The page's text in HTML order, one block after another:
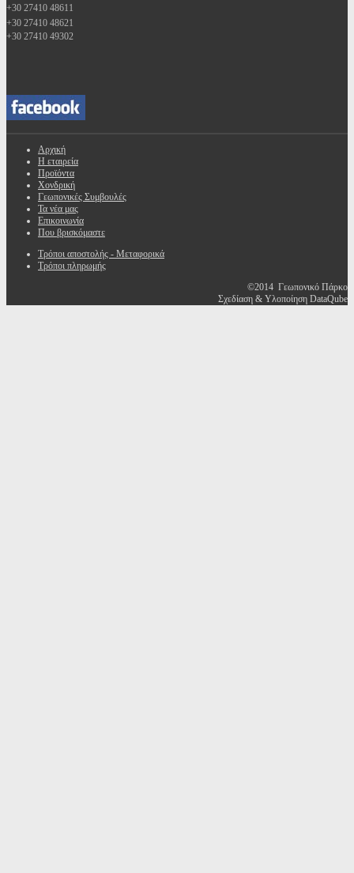
+30 27410 48611
+30 27410 48621
+30 27410 49302
Αρχική
Η εταιρεία
Προϊόντα
Χονδρική
Γεωπονικές Συμβουλές
Τα νέα μας
Επικοινωνία
Που βρισκόμαστε
Τρόποι αποστολής - Μεταφορικά
Τρόποι πληρωμής
©2014 Γεωπονικό Πάρκο
Σχεδίαση & Υλοποίηση DataQube